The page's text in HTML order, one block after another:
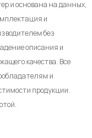
и основана на данных,
и
без
описания и
качества. Все
и
продукции.